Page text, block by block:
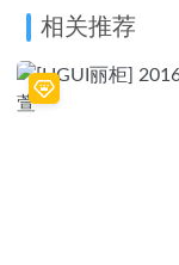
相关推荐